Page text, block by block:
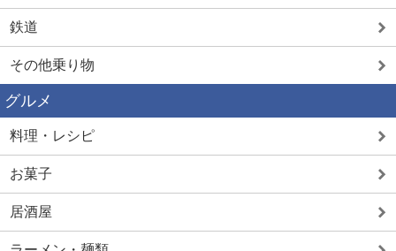
鉄道
その他乗り物
グルメ
料理・レシピ
お菓子
居酒屋